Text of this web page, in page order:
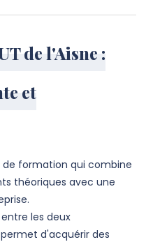
de l'Aisne :
et
formation qui combine
théoriques avec une
les deux
d'acquérir des